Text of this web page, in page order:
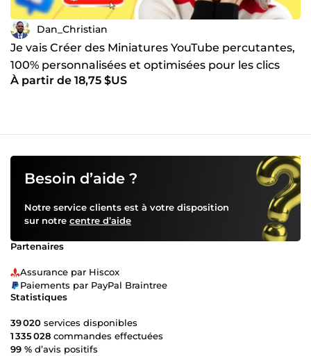
Dan_Christian
Je vais Créer des Miniatures YouTube percutantes,
100% personnalisées et optimisées pour les clics
À partir de 18,75 $US
Besoin d’aide ?
Notre service clients est à votre disposition
sur notre centre d’aide
Partenaires
Assurance par Hiscox
Paiements par PayPal Braintree
Statistiques
39 020 services disponibles
1 335 028 commandes effectuées
99 % d’avis positifs